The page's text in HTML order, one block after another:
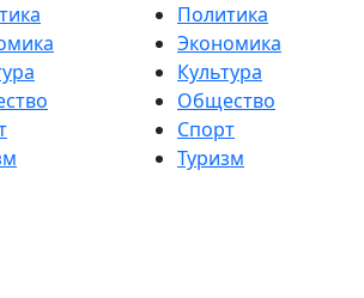
Политика
Экономика
Культура
Общество
Спорт
Туризм